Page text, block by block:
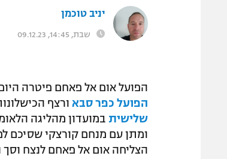
יניב טוכמן
שבת, 14:45, 09.12.23
הפועל אום אל פאחם פיטרה
הפועל כפר סבא ורצף
שלישית במועדון מהליגה
ומתן עם מנחם קורצקי שסיכם
הצליחה אום אל פאחם לנצח וסך